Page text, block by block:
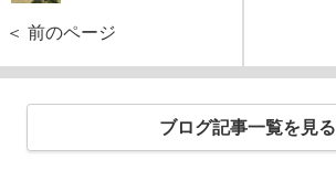
＜ 前のページ
ブログ記事一覧を見る